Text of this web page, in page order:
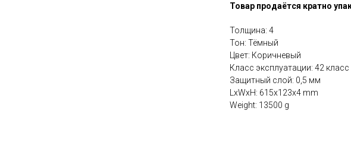
Товар продаётся кратно
Толщина: 4
Тон: Тёмный
Цвет: Коричневый
Класс эксплуатации: 42 класс
Защитный слой: 0,5 мм
LxWxH: 615x123x4 mm
Weight: 13500 g